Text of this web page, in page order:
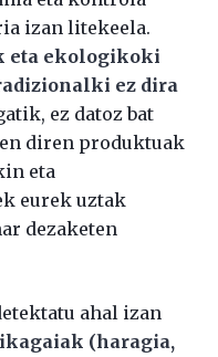
izan litekeela.
eta ekologikoki
ez dira
ez datoz bat
diren produktuak
eta
eurek uztak
dezaketen
ahal izan
(haragia,